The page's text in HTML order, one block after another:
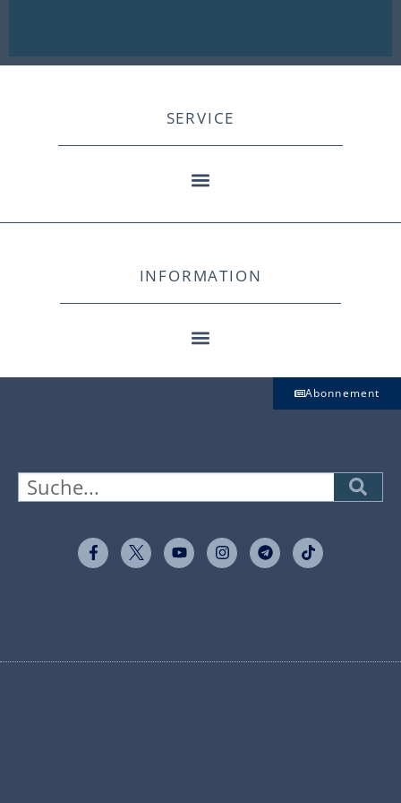
SERVICE
INFORMATION
Abonnement